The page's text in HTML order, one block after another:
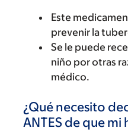
Este
prevenir la
Se le puede
niño por otras
médico.
¿Qué necesito
ANTES de que